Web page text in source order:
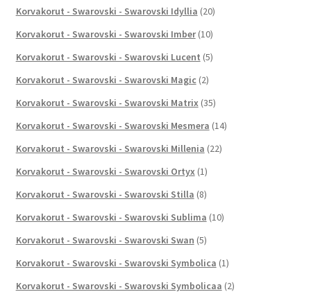
Korvakorut - Swarovski - Swarovski Idyllia (20)
Korvakorut - Swarovski - Swarovski Imber (10)
Korvakorut - Swarovski - Swarovski Lucent (5)
Korvakorut - Swarovski - Swarovski Magic (2)
Korvakorut - Swarovski - Swarovski Matrix (35)
Korvakorut - Swarovski - Swarovski Mesmera (14)
Korvakorut - Swarovski - Swarovski Millenia (22)
Korvakorut - Swarovski - Swarovski Ortyx (1)
Korvakorut - Swarovski - Swarovski Stilla (8)
Korvakorut - Swarovski - Swarovski Sublima (10)
Korvakorut - Swarovski - Swarovski Swan (5)
Korvakorut - Swarovski - Swarovski Symbolica (1)
Korvakorut - Swarovski - Swarovski Symbolicaa (2)